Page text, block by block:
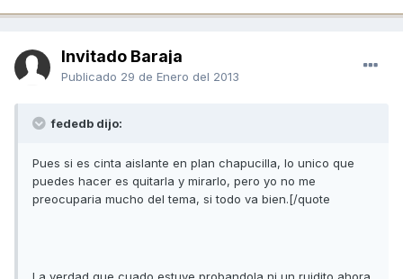
Invitado Baraja
Publicado 29 de Enero del 2013
fededb dijo:
Pues si es cinta aislante en plan chapucilla, lo unico que
puedes hacer es quitarla y mirarlo, pero yo no me
preocuparia mucho del tema, si todo va bien.[/quote
La verdad que cuado estuve probandola ni un ruidito,ahora